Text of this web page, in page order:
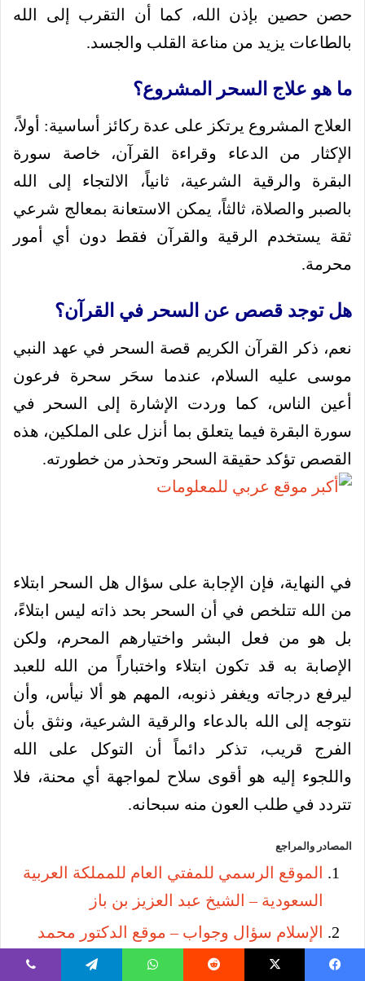
حصن حصين بإذن الله، كما أن التقرب إلى الله
بالطاعات يزيد من مناعة القلب والجسد.
ما هو علاج السحر المشروع؟
العلاج المشروع يرتكز على عدة ركائز أساسية: أولاً،
الإكثار من الدعاء وقراءة القرآن، خاصة سورة
البقرة والرقية الشرعية، ثانياً، الالتجاء إلى الله
بالصبر والصلاة، ثالثاً، يمكن الاستعانة بمعالج شرعي
ثقة يستخدم الرقية والقرآن فقط دون أي أمور
محرمة.
هل توجد قصص عن السحر في القرآن؟
نعم، ذكر القرآن الكريم قصة السحر في عهد النبي
موسى عليه السلام، عندما سحَر سحرة فرعون
أعين الناس، كما وردت الإشارة إلى السحر في
سورة البقرة فيما يتعلق بما أنزل على الملكين، هذه
القصص تؤكد حقيقة السحر وتحذر من خطورته.
في النهاية، فإن الإجابة على سؤال هل السحر ابتلاء
من الله تتلخص في أن السحر بحد ذاته ليس ابتلاءً،
بل هو من فعل البشر واختيارهم المحرم، ولكن
الإصابة به قد تكون ابتلاء واختباراً من الله للعبد
ليرفع درجاته ويغفر ذنوبه، المهم هو ألا نيأس، وأن
نتوجه إلى الله بالدعاء والرقية الشرعية، ونثق بأن
الفرج قريب، تذكر دائماً أن التوكل على الله
واللجوء إليه هو أقوى سلاح لمواجهة أي محنة، فلا
تتردد في طلب العون منه سبحانه.
المصادر والمراجع
الموقع الرسمي للمفتي العام للمملكة العربية
السعودية – الشيخ عبد العزيز بن باز
الإسلام سؤال وجواب – موقع الدكتور محمد
المنجد